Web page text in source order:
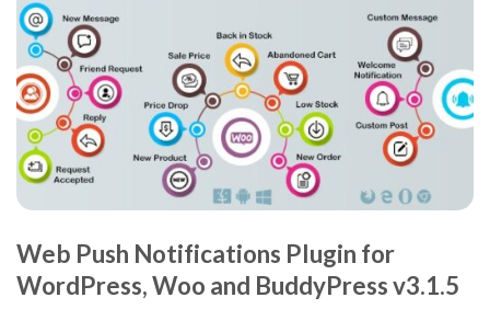
Web Push Notifications Plugin for
WordPress, Woo and BuddyPress v3.1.5